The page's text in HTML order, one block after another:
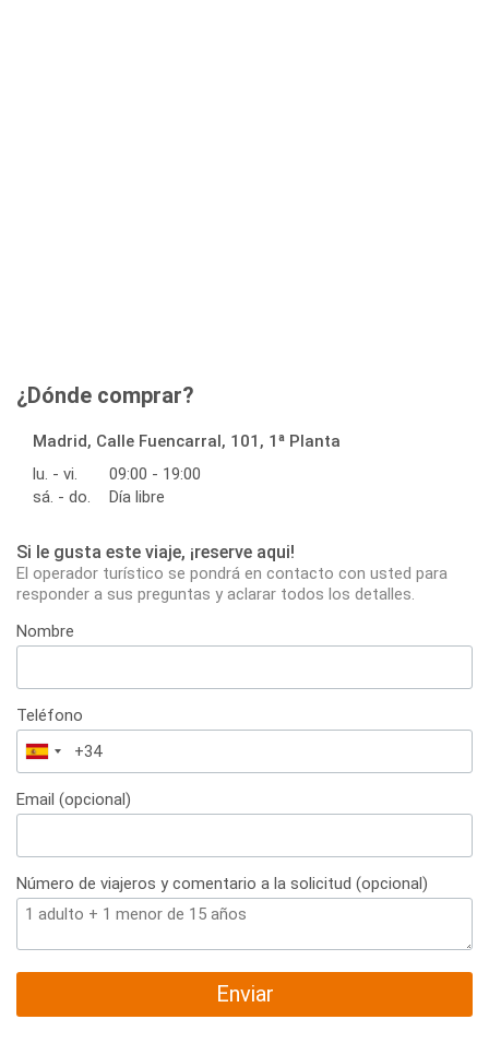
¿Dónde comprar?
Madrid, Calle Fuencarral, 101, 1ª Planta
lu. - vi.
09:00 - 19:00
sá. - do.
Día libre
Si le gusta este viaje, ¡reserve aqui!
El operador turístico se pondrá en contacto con usted para
responder a sus preguntas y aclarar todos los detalles.
Nombre
Teléfono
España
+34
Email (opcional)
Número de viajeros y comentario a la solicitud (opcional)
Enviar